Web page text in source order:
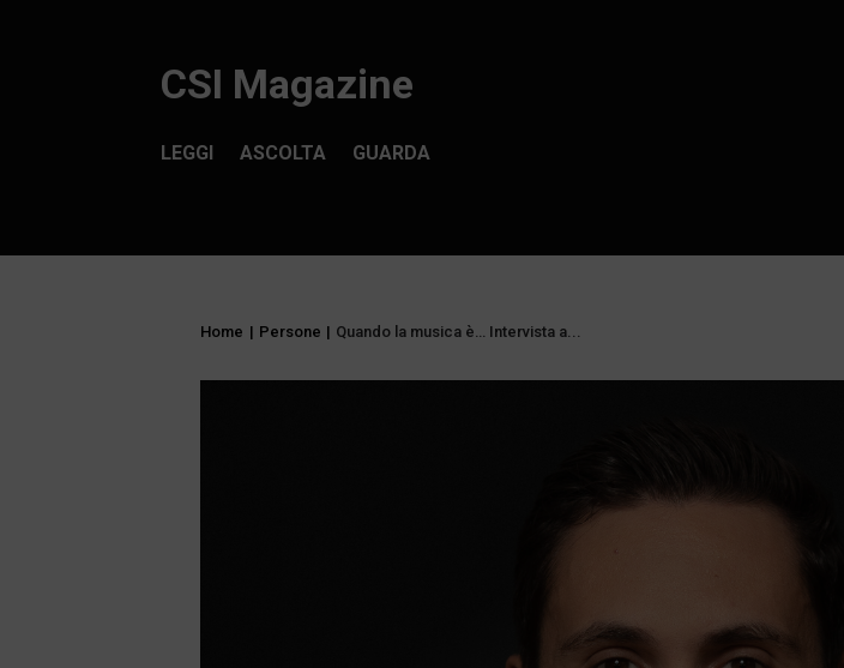
CSI Magazine
ASCOLTA GUARDA
LEGGI
Home | Persone | Quando la musica è… Intervista a...